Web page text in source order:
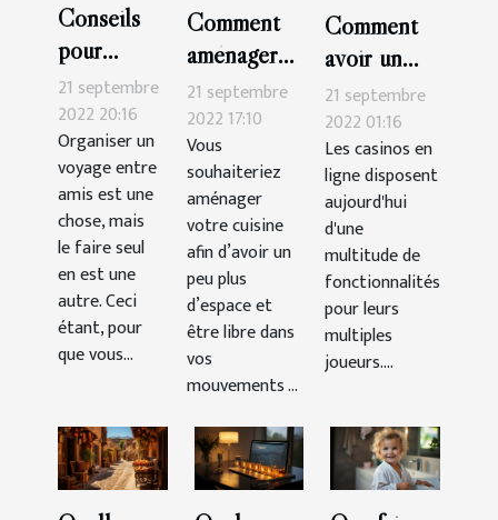
Conseils
pour
organiser
seul un
voyage
21 septembre
2022 20:16
Organiser un
voyage entre
amis est une
chose, mais
le faire seul
en est une
autre. Ceci
étant, pour
que vous...
Comment
aménager
sa cuisine ?
21 septembre
2022 17:10
Vous
souhaiteriez
aménager
votre cuisine
afin d’avoir un
peu plus
d’espace et
être libre dans
vos
mouvements ...
Comment
avoir un
bonus sur
Cresus
Casino ?
21 septembre
2022 01:16
Les casinos en
ligne disposent
aujourd'hui
d'une
multitude de
fonctionnalités
pour leurs
multiples
joueurs....